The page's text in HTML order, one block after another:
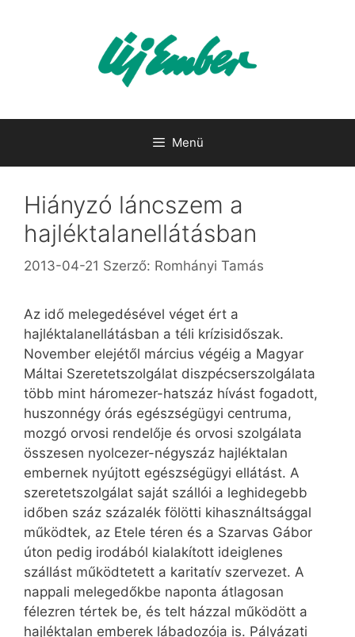
Menü
Hiányzó láncszem a
hajléktalanellátásban
2013-04-21 Szerző: Romhányi Tamás
Az idő melegedésével véget ért a
hajléktalanellátásban a téli krízisidőszak.
November elejétől március végéig a Magyar
Máltai Szeretetszolgálat diszpécserszolgálata
több mint háromezer-hatszáz hívást fogadott,
huszonnégy órás egészségügyi centruma,
mozgó orvosi rendelője és orvosi szolgálata
összesen nyolcezer-négyszáz hajléktalan
embernek nyújtott egészségügyi ellátást. A
szeretetszolgálat saját szállói a leghidegebb
időben száz százalék fölötti kihasználtsággal
működtek, az Etele téren és a Szarvas Gábor
úton pedig irodából kialakított ideiglenes
szállást működtetett a karitatív szervezet. A
nappali melegedőkbe naponta átlagosan
félezren tértek be, és telt házzal működött a
hajléktalan emberek lábadozója is. Pályázati